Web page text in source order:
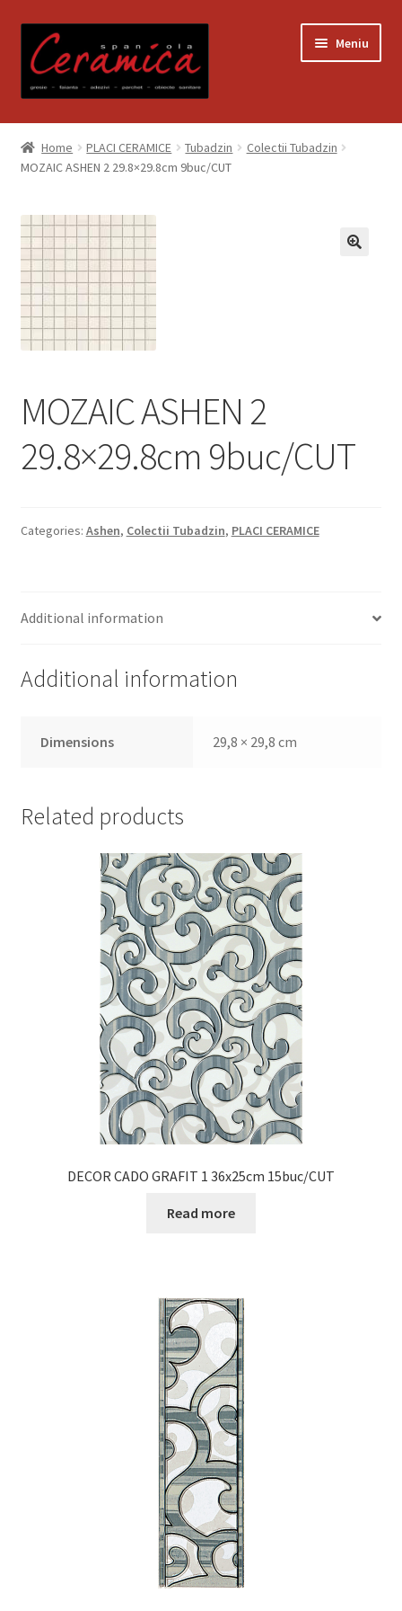
la
navigare
la
conținut
Meniu
Prima pagină
Blog
Contact
Contul meu
Coș
Informatii
Plata si Livrare
Home PLACI CERAMICE Tubadzin
Colectii Tubadzin
MOZAIC ASHEN 2 29.8×29.8cm 9buc/CUT
MOZAIC ASHEN 2
29.8×29.8cm 9buc/CUT
Categories: Ashen, Colectii Tubadzin, PLACI CERAMICE
Additional information
Additional information
Dimensions 29,8 × 29,8 cm
Related products
DECOR CADO GRAFIT 1 36x25cm 15buc/CUT
Read more